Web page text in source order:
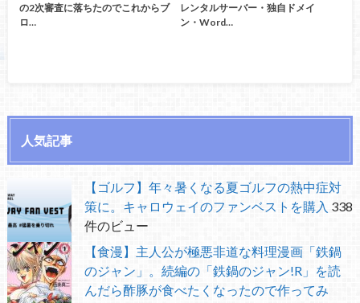
の2次審査に落ちたのでこれからブ
ロ…
レンタルサーバー・独自ドメイ
ン・Word…
人気記事
【ゴルフ】年々暑くなる夏ゴルフの熱中症対
策に。キャロウェイのファンベストを購入 338
件のビュー
【食漫】主人公が極悪非道な料理漫画「鉄鍋
のジャン」。続編の「鉄鍋のジャン!R」を読
んだら酢豚が食べたくなったので作ってみ